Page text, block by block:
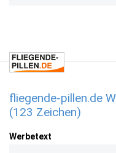
fliegende-pillen.de
(123 Zeichen)
Werbetext